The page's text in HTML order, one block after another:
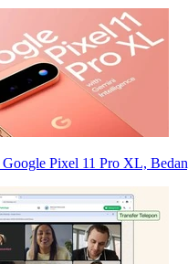
Pixel 11 Pro XL,